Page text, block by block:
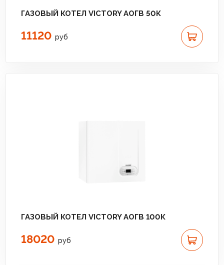
ГАЗОВЫЙ КОТЕЛ VICTORY АОГВ 50К
11120 руб
ГАЗОВЫЙ КОТЕЛ VICTORY АОГВ 100К
18020 руб